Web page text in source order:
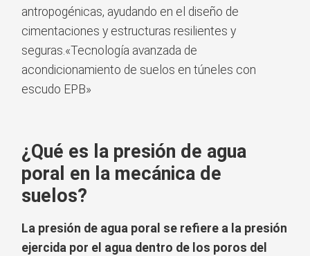
antropogénicas, ayudando en el diseño de
cimentaciones y estructuras resilientes y
seguras.«Tecnología avanzada de
acondicionamiento de suelos en túneles con
escudo EPB»
¿Qué es la presión de agua
poral en la mecánica de
suelos?
La presión de agua poral se refiere a la presión
ejercida por el agua dentro de los poros del